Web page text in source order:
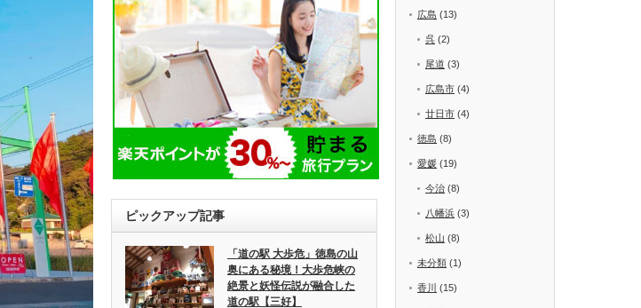
ピックアップ記事
「道の駅 大歩危」徳島の山
奥にある秘境！大歩危峡の
絶景と妖怪伝説が融合した
道の駅【三好】
広島 (13)
呉 (2)
尾道 (3)
広島市 (4)
廿日市 (4)
徳島 (8)
愛媛 (19)
今治 (8)
八幡浜 (3)
松山 (8)
未分類 (1)
香川 (15)